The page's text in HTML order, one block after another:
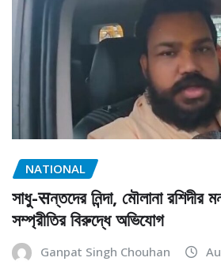
NATIONAL
সাধু-सন্তদের নিন্দা, মৌলানা রশিদীর
সম্প্রীতির বিরুদ্ধে অভিযোগ
Ganpat Singh Chouhan